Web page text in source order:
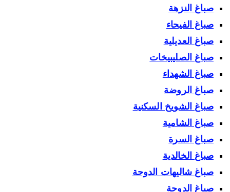
صباغ النزهة
صباغ الفيحاء
صباغ العديلية
صباغ الصليبيخات
صباغ الشهداء
صباغ الروضة
صباغ الشويخ السكنية
صباغ الشامية
صباغ السرة
صباغ الخالدية
صباغ شاليهات الدوحة
صباغ الدوحة